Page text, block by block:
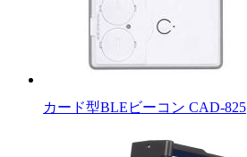
カード型BLEビーコン CAD-825